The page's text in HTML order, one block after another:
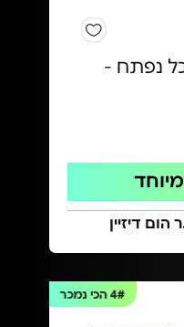
נפתח -
דיזיין
4#הכי נמכר